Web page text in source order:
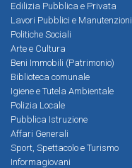
Edilizia Pubblica e Privata
Lavori Pubblici e Manutenzioni
Politiche Sociali
Arte e Cultura
Beni Immobili (Patrimonio)
Biblioteca comunale
Igiene e Tutela Ambientale
Polizia Locale
Pubblica Istruzione
Affari Generali
Sport, Spettacolo e Turismo
Informagiovani